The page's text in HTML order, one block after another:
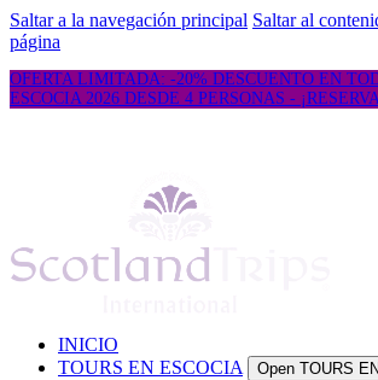
Saltar a la navegación principal Saltar al
página
OFERTA LIMITADA: -20% DESCUENTO EN
ESCOCIA 2026 DESDE 4 PERSONAS -
INICIO
TOURS EN ESCOCIA
Open TOURS